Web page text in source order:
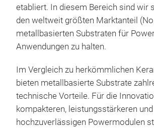
etabliert. In diesem Bereich sind wir
den weltweit größten Marktanteil
metallbasierten Substraten für
Anwendungen zu halten.
Im Vergleich zu herkömmlichen
bieten metallbasierte Substrate
technische Vorteile. Für die
kompakteren, leistungsstärkeren und
hochzuverlässigen Powermodulen